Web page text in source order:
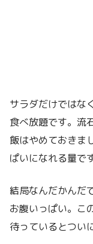
サラダだけではな
食べ放題です。流
飯はやめておきま
ぱいになれる量です
結局なんだかんだ
お腹いっぱい。こ
待っているとつい